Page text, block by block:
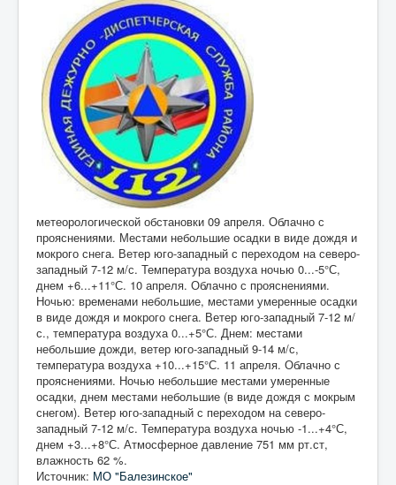
метеорологической обстановки 09 апреля. Облачно с
прояснениями. Местами небольшие осадки в виде дождя и
мокрого снега. Ветер юго-западный с переходом на северо-
западный 7-12 м/с. Температура воздуха ночью 0...-5°С,
днем +6...+11°С. 10 апреля. Облачно с прояснениями.
Ночью: временами небольшие, местами умеренные осадки
в виде дождя и мокрого снега. Ветер юго-западный 7-12 м/
с., температура воздуха 0...+5°С. Днем: местами
небольшие дожди, ветер юго-западный 9-14 м/с,
температура воздуха +10...+15°С. 11 апреля. Облачно с
прояснениями. Ночью небольшие местами умеренные
осадки, днем местами небольшие (в виде дождя с мокрым
снегом). Ветер юго-западный с переходом на северо-
западный 7-12 м/с. Температура воздуха ночью -1...+4°С,
днем +3...+8°С. Атмосферное давление 751 мм рт.ст,
влажность 62 %.
Источник: МО "Балезинское"